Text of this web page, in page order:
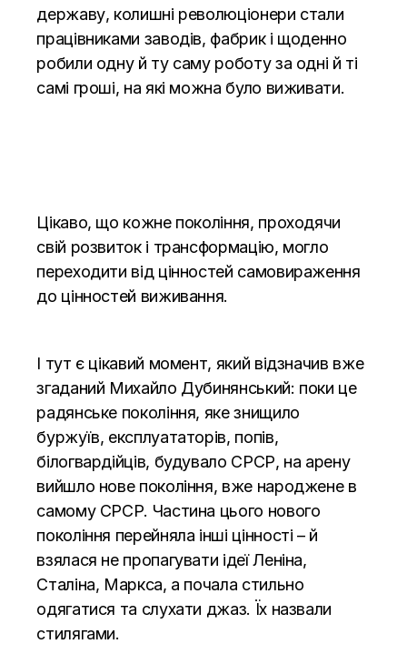
державу, колишні революціонери стали
працівниками заводів, фабрик і щоденно
робили одну й ту саму роботу за одні й ті
самі гроші, на які можна було виживати.
Цікаво, що кожне покоління, проходячи
свій розвиток і трансформацію, могло
переходити від цінностей самовираження
до цінностей виживання.
І тут є цікавий момент, який відзначив вже
згаданий Михайло Дубинянський: поки це
радянське покоління, яке знищило
буржуїв, експлуататорів, попів,
білогвардійців, будувало СРСР, на арену
вийшло нове покоління, вже народжене в
самому СРСР. Частина цього нового
покоління перейняла інші цінності – й
взялася не пропагувати ідеї Леніна,
Сталіна, Маркса, а почала стильно
одягатися та слухати джаз. Їх назвали
стилягами.